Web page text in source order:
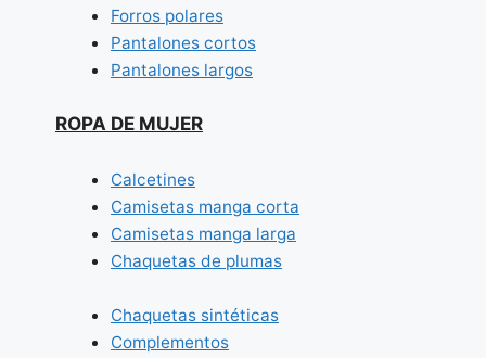
Forros polares
Pantalones cortos
Pantalones largos
ROPA DE MUJER
Calcetines
Camisetas manga corta
Camisetas manga larga
Chaquetas de plumas
Chaquetas sintéticas
Complementos